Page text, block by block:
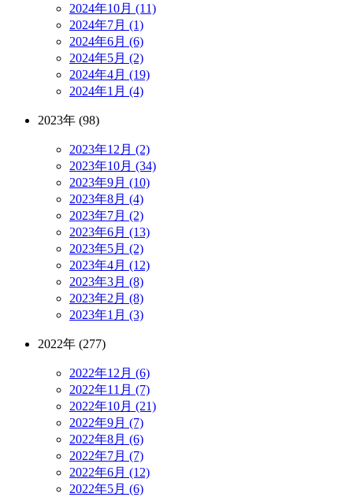
2024年10月 (11)
2024年7月 (1)
2024年6月 (6)
2024年5月 (2)
2024年4月 (19)
2024年1月 (4)
2023年 (98)
2023年12月 (2)
2023年10月 (34)
2023年9月 (10)
2023年8月 (4)
2023年7月 (2)
2023年6月 (13)
2023年5月 (2)
2023年4月 (12)
2023年3月 (8)
2023年2月 (8)
2023年1月 (3)
2022年 (277)
2022年12月 (6)
2022年11月 (7)
2022年10月 (21)
2022年9月 (7)
2022年8月 (6)
2022年7月 (7)
2022年6月 (12)
2022年5月 (6)